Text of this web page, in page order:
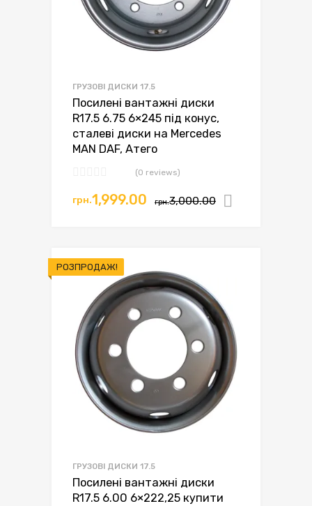
ГРУЗОВІ ДИСКИ 17.5
Посилені вантажні диски
R17.5 6.75 6×245 під конус,
сталеві диски на Mercedes
MAN DAF, Атего
(0 reviews)
грн.3,000.00Оригінальна
грн.1,999.00
Поточна
РОЗПРОДАЖ!
ГРУЗОВІ ДИСКИ 17.5
Посилені вантажні диски
R17.5 6.00 6×222,25 купити